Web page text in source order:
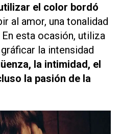
el color bordó
al amor, una tonalidad
esta ocasión, utiliza
la intensidad
la intimidad, el
la pasión de la